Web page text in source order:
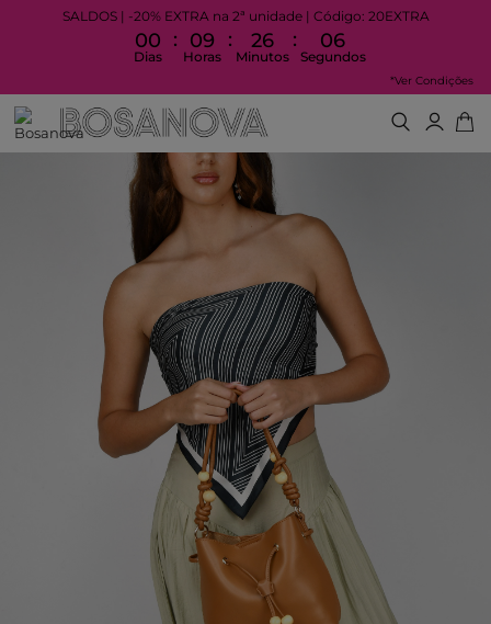
SALDOS | -20% EXTRA na 2ª unidade | Código: 20EXTRA
00
Dias
: 09
Horas
: 26
Minutos
: 05
Segundos
*Ver Condições